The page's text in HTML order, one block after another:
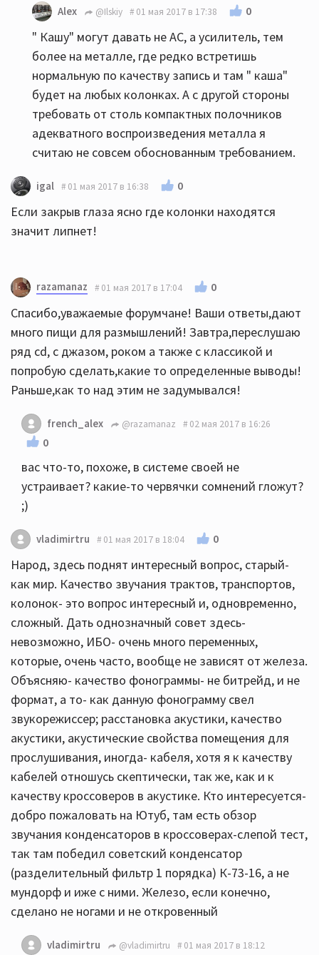
Alex @Ilskiy 01 мая 2017 в 17:38 0
" Кашу" могут давать не АС, а усилитель, тем
более на металле, где редко встретишь
нормальную по качеству запись и там " каша"
будет на любых колонках. А с другой стороны
требовать от столь компактных полочников
адекватного воспроизведения металла я
считаю не совсем обоснованным требованием.
igal 01 мая 2017 в 16:38 0
Если закрыв глаза ясно где колонки находятся
значит липнет!
razamanaz 01 мая 2017 в 17:04 0
Спасибо,уважаемые форумчане! Ваши ответы,дают
много пищи для размышлений! Завтра,переслушаю
ряд сd, с джазом, роком а также с классикой и
попробую сделать,какие то определенные выводы!
Раньше,как то над этим не задумывался!
french_alex @razamanaz 02 мая 2017 в 16:26
0
вас что-то, похоже, в системе своей не
устраивает? какие-то червячки сомнений гложут?
;)
vladimirtru 01 мая 2017 в 18:04 0
Народ, здесь поднят интересный вопрос, старый-
как мир. Качество звучания трактов, транспортов,
колонок- это вопрос интересный и, одновременно,
сложный. Дать однозначный совет здесь-
невозможно, ИБО- очень много переменных,
которые, очень часто, вообще не зависят от железа.
Объясняю- качество фонограммы- не битрейд, и не
формат, а то- как данную фонограмму свел
звукорежиссер; расстановка акустики, качество
акустики, акустические свойства помещения для
прослушивания, иногда- кабеля, хотя я к качеству
кабелей отношусь скептически, так же, как и к
качеству кроссоверов в акустике. Кто интересуется-
добро пожаловать на Ютуб, там есть обзор
звучания конденсаторов в кроссоверах-слепой тест,
так там победил советский конденсатор
(разделительный фильтр 1 порядка) К-73-16, а не
мундорф и иже с ними. Железо, если конечно,
сделано не ногами и не откровенный
vladimirtru @vladimirtru 01 мая 2017 в 18:12